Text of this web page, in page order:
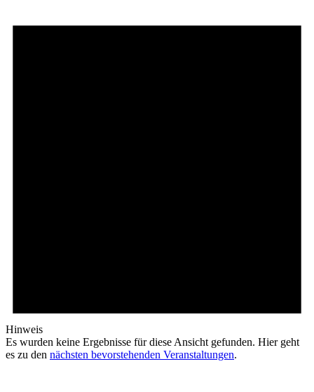
Hinweis
Es wurden keine Ergebnisse für diese Ansicht gefunden. Hier geht
es zu den nächsten bevorstehenden Veranstaltungen.